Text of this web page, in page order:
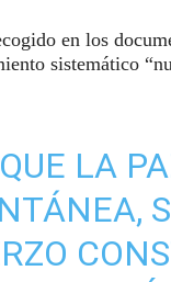
en los
sistemático
LA